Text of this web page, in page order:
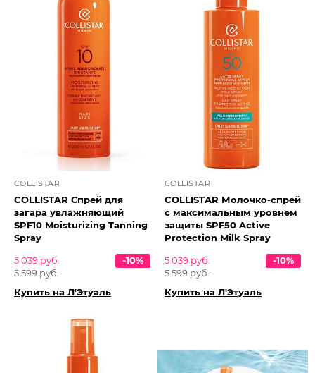
COLLISTAR
COLLISTAR Спрей для
загара увлажняющий
SPF10 Moisturizing Tanning
Spray
5 039 руб.
5 599 руб.
-10%
Купить на Л'Этуаль
COLLISTAR
COLLISTAR Молочко-спрей
с максимальным уровнем
защиты SPF50 Active
Protection Milk Spray
5 039 руб.
5 599 руб.
-10%
Купить на Л'Этуаль